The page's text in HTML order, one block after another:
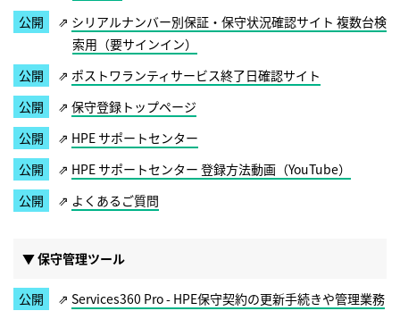
シリアルナンバー別保証・保守状況確認サイト 複数台検
索用（要サインイン）
ポストワランティサービス終了日確認サイト
保守登録トップページ
HPE サポートセンター
HPE サポートセンター 登録方法動画（YouTube）
よくあるご質問
▼ 保守管理ツール
Services360 Pro - HPE保守契約の更新手続きや管理業務